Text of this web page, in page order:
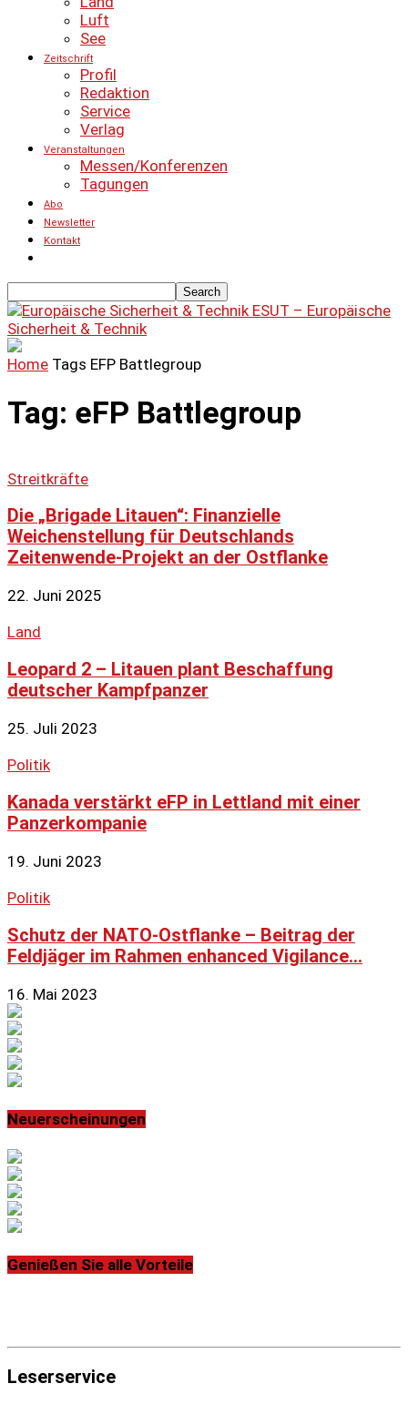
Luft
See
Zeitschrift
Profil
Redaktion
Service
Verlag
Veranstaltungen
Messen/Konferenzen
Tagungen
Abo
Newsletter
Kontakt
ESUT – Europäische
Sicherheit & Technik
Home Tags EFP Battlegroup
Tag: eFP Battlegroup
Streitkräfte
Die „Brigade Litauen“: Finanzielle
Weichenstellung für Deutschlands
Zeitenwende-Projekt an der Ostflanke
22. Juni 2025
Land
Leopard 2 – Litauen plant Beschaffung
deutscher Kampfpanzer
25. Juli 2023
Politik
Kanada verstärkt eFP in Lettland mit einer
Panzerkompanie
19. Juni 2023
Politik
Schutz der NATO-Ostflanke – Beitrag der
Feldjäger im Rahmen enhanced Vigilance...
16. Mai 2023
Neuerscheinungen
Genießen Sie alle Vorteile
Leserservice